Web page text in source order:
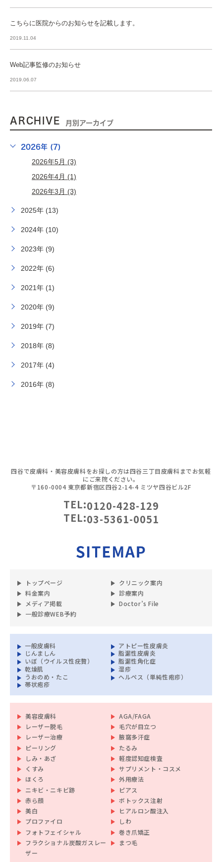
こちらに医院からのお知らせを記載します。
2019.11.04
Web記事監修のお知らせ
2019.06.07
ARCHIVE 月別アーカイブ
2026年 (7)
2026年5月 (3)
2026年4月 (1)
2026年3月 (3)
2025年 (13)
2024年 (10)
2023年 (9)
2022年 (6)
2021年 (1)
2020年 (9)
2019年 (7)
2018年 (8)
2017年 (4)
2016年 (8)
四谷で皮膚科・美容皮膚科をお探しの方は四谷三丁目皮膚科までお気軽
にご来院ください。
〒160-0004 東京都新宿区四谷2-14-4 ミツヤ四谷ビル2F
TEL:0120-428-129
TEL:03-5361-0051
トップページ
クリニック案内
料金案内
診療案内
メディア掲載
Doctor’s File
一般診療WEB予約
一般皮膚科
アトピー性皮膚炎
じんましん
脂漏性皮膚炎
いぼ（ウイルス性疣贅）
脂漏性角化症
乾燥肌
湿疹
うおのめ・たこ
ヘルペス（単純性疱疹）
帯状疱疹
美容皮膚科
AGA/FAGA
レーザー脱毛
毛穴が目立つ
レーザー治療
腋窩多汗症
ピーリング
たるみ
しみ・あざ
軽度認知症検査
くすみ
サプリメント・コスメ
ほくろ
外用療法
ニキビ・ニキビ跡
ピアス
赤ら顔
ボトックス注射
美白
ヒアルロン酸注入
プロファイロ
しわ
フォトフェイシャル
巻き爪矯正
フラクショナル炭酸ガスレー
ザー
まつ毛